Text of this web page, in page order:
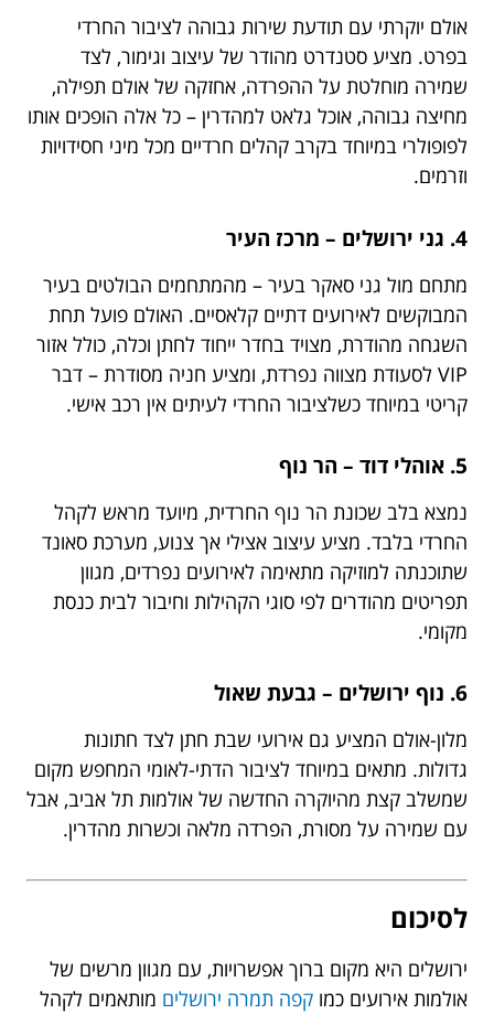
אולם יוקרתי עם תודעת שירות גבוהה לציבור החרדי
בפרט. מציע סטנדרט מהודר של עיצוב וגימור, לצד
שמירה מוחלטת על ההפרדה, אחזקה של אולם תפילה,
מחיצה גבוהה, אוכל גלאט למהדרין – כל אלה הופכים אותו
לפופולרי במיוחד בקרב קהלים חרדיים מכל מיני חסידויות
וזרמים.
4. גני ירושלים – מרכז העיר
מתחם מול גני סאקר בעיר – מהמתחמים הבולטים בעיר
המבוקשים לאירועים דתיים קלאסיים. האולם פועל תחת
השגחה מהודרת, מצויד בחדר ייחוד לחתן וכלה, כולל אזור
VIP לסעודת מצווה נפרדת, ומציע חניה מסודרת – דבר
קריטי במיוחד כשלציבור החרדי לעיתים אין רכב אישי.
5. אוהלי דוד – הר נוף
נמצא בלב שכונת הר נוף החרדית, מיועד מראש לקהל
החרדי בלבד. מציע עיצוב אצילי אך צנוע, מערכת סאונד
שתוכנתה למוזיקה מתאימה לאירועים נפרדים, מגוון
תפריטים מהודרים לפי סוגי הקהילות וחיבור לבית כנסת
מקומי.
6. נוף ירושלים – גבעת שאול
מלון-אולם המציע גם אירועי שבת חתן לצד חתונות
גדולות. מתאים במיוחד לציבור הדתי-לאומי המחפש מקום
שמשלב קצת מהיוקרה החדשה של אולמות תל אביב, אבל
עם שמירה על מסורת, הפרדה מלאה וכשרות מהדרין.
לסיכום
ירושלים היא מקום ברוך אפשרויות, עם מגוון מרשים של
אולמות אירועים כמו קפה תמרה ירושלים מותאמים לקהל